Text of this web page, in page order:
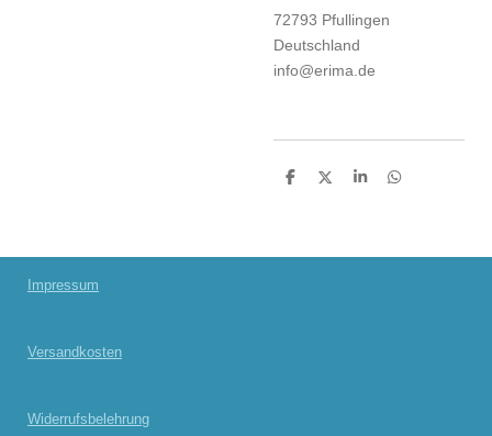
72793 Pfullingen
Deutschland
info@erima.de
T
n
T
n
T
n
T
n
Impressum
Versandkosten
Widerrufsbelehrung